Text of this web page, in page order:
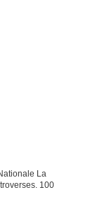
La
100